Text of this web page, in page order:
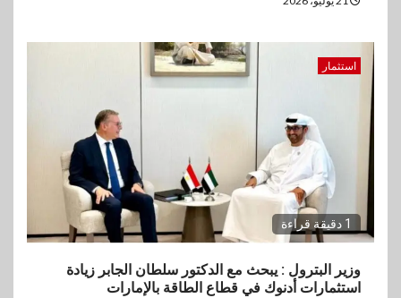
استثمار
1 دقيقة قراءة
وزير البترول : يبحث مع الدكتور سلطان الجابر زيادة
استثمارات أدنوك في قطاع الطاقة بالإمارات